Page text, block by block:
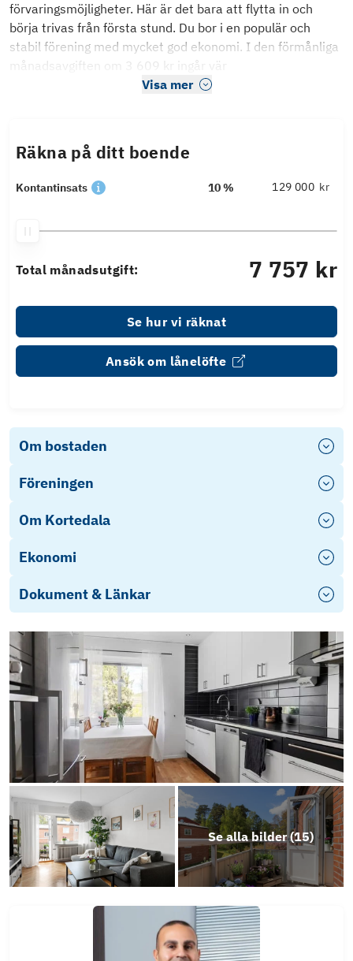
förvaringsmöjligheter. Här är det bara att flytta in och
börja trivas från första stund. Du bor i en populär och
stabil förening med mycket god ekonomi. I den förmånliga
månadsavgiften om 3 609 kr ingår vär
Visa mer
Räkna på ditt boende
Kontantinsats 10 % kr
Total månadsutgift: 7 757 kr
Se hur vi räknat
Ansök om lånelöfte
Om bostaden
Föreningen
Om Kortedala
Ekonomi
Dokument & Länkar
Energideklaration-1015443
Trivselregler
Stadgar
Årsredovisning-2025
Objektsbeskrivning
Se alla bilder (15)